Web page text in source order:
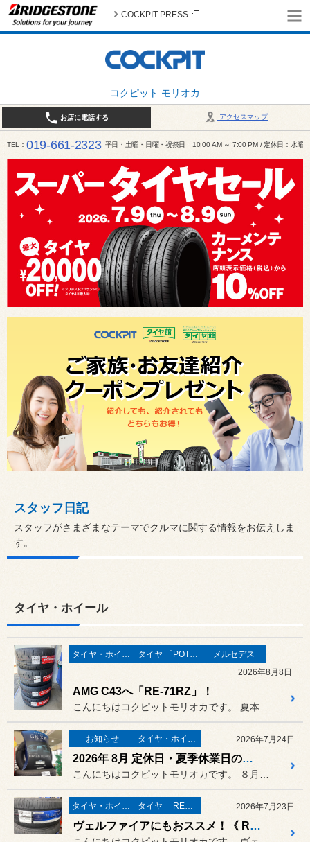
コクピット モリオカ
COCKPIT PRESS
アクセスマップ
お店に電話する
TEL 019-661-2323 平日・土曜・日曜・祝祭日 10:00 AM ～ 7:00 PM / 定休日：水曜
スタッフ日記
スタッフがさまざまなテーマでクルマに関する情報をお伝えしま
す。
タイヤ・ホイール
タイヤ・ホイール タイヤ 「POTENZA」
メルセデス
2026年8月8日
AMG C43へ「RE-71RZ」！
お知らせ タイヤ・ホイール 2026年7月24日
2026年 8月 定休日・夏季休業日のお知らせ
タイヤ・ホイール タイヤ 「REGNO」 2026年7月23日
ヴェルファイアにもおススメ！《 REGNO GR-XIII TYPE RV 》❗️